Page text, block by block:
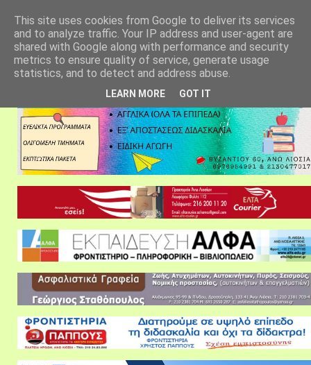
This site uses cookies from Google to deliver its services
and to analyze traffic. Your IP address and user-agent are
shared with Google along with performance and security
metrics to ensure quality of service, generate usage
statistics, and to detect and address abuse.
LEARN MORE GOT IT